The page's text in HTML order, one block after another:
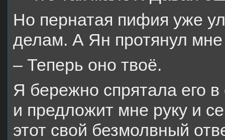
Но пернатая пифия уже
делам. А Ян протянул мне
– Теперь оно твоё.
Я бережно спрятала его в
и предложит мне руку и
этот свой безмолвный